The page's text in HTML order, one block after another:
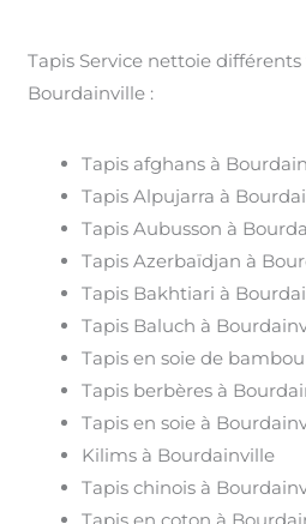
Tapis Service nettoie
Bourdainville :
Tapis afghans à
Tapis Alpujarra à
Tapis Aubusson à
Tapis Azerbaïdjan à
Tapis Bakhtiari à
Tapis Baluch à
Tapis en soie de
Tapis berbères à
Tapis en soie à
Kilims à Bourdainville
Tapis chinois à